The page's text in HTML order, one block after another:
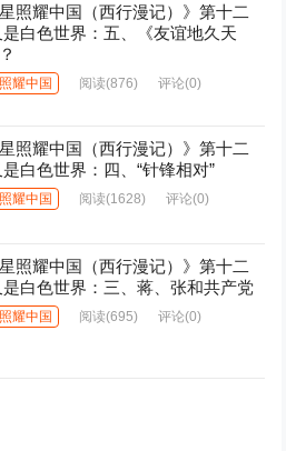
星照耀中国（西行漫记）》第十二
是白色世界：五、《友谊地久天
耀中国 阅读(876) 评论(0)
星照耀中国（西行漫记）》第十二
白色世界：四、“针锋相对”
耀中国 阅读(1628) 评论(0)
星照耀中国（西行漫记）》第十二
是白色世界：三、蒋、张和共产党
耀中国 阅读(695) 评论(0)